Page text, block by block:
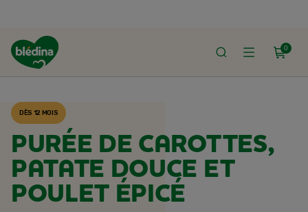
0
ACCUEIL
DÈS 12 MOIS
PURÉE DE CAROTTES,
PATATE DOUCE ET
POULET ÉPICÉ